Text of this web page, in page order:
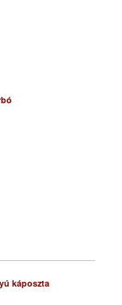
káposzta